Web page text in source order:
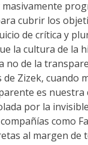
cubrir los
de crítica y
la cultura de la
no de la
Zizek, cuando
es nuestra
por la
como
al margen de